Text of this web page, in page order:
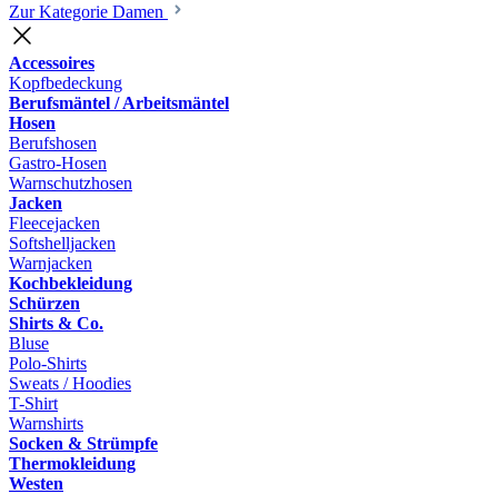
Zur Kategorie Damen
Accessoires
Kopfbedeckung
Berufsmäntel / Arbeitsmäntel
Hosen
Berufshosen
Gastro-Hosen
Warnschutzhosen
Jacken
Fleecejacken
Softshelljacken
Warnjacken
Kochbekleidung
Schürzen
Shirts & Co.
Bluse
Polo-Shirts
Sweats / Hoodies
T-Shirt
Warnshirts
Socken & Strümpfe
Thermokleidung
Westen